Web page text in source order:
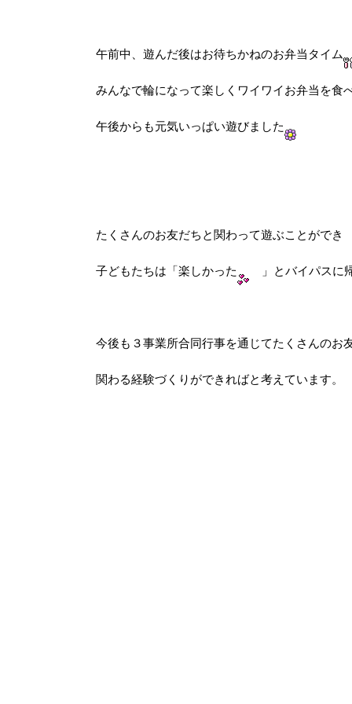
午前中、遊んだ後はお待ちかねのお弁当タイム
みんなで輪になって楽しくワイワイお弁当を食べ
午後からも元気いっぱい遊びました
たくさんのお友だちと関わって遊ぶことができ
子どもたちは「楽しかった 」とバイパスに
今後も３事業所合同行事を通じてたくさんのお
関わる経験づくりができればと考えています。